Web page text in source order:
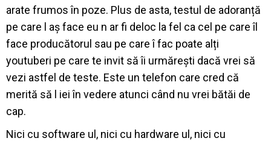
arate frumos în poze. Plus de asta, testul de adoranță
pe care l aș face eu n ar fi deloc la fel ca cel pe care îl
face producătorul sau pe care î fac poate alți
youtuberi pe care te invit să îi urmărești dacă vrei să
vezi astfel de teste. Este un telefon care cred că
merită să l iei în vedere atunci când nu vrei bătăi de
cap.
Nici cu software ul, nici cu hardware ul, nici cu